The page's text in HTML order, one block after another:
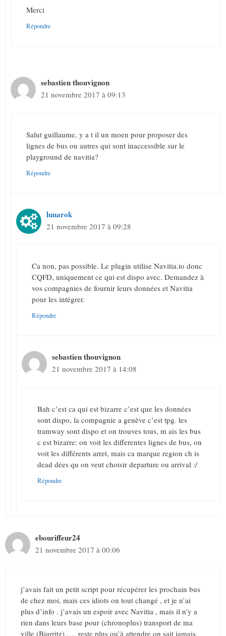
Merci
Répondre
sebastien thouvignon
21 novembre 2017 à 09:13
Salut guillaume, y a t il un moen pour proposer des
lignes de bus ou autres qui sont inaccessible sur le
playground de navitia?
Répondre
lunarok
21 novembre 2017 à 09:28
Ca non, pas possible. Le plugin utilise Navitia.io donc
CQFD, uniquement ce qui est dispo avec. Demandez à
vos compagnies de fournir leurs données et Navitia
pour les intégrer.
Répondre
sebastien thouvignon
21 novembre 2017 à 14:08
Bah c’est ca qui est bizarre c’est que les données
sont dispo, la compagnie a genève c’est tpg. les
tramway sont dispo et on trouves tous, m ais les bus
c est bizarre: on voit les differentes lignes de bus, on
voit les différents arret, mais ca marque region ch is
dead dées qu on veut choisir departure ou arrival :/
Répondre
ebouriffeur24
21 novembre 2017 à 00:06
j’avais fait un petit script pour récupérer les prochain bus
de chez moi, mais ces idiots on tout changé , et je n’ai
plus d’info . j’avais un espoir avec Navitia , mais il n’y a
rien dans leurs base pour (chronoplus) transport de ma
ville (Biarritz) …. reste plus qu’à attendre on sait jamais.